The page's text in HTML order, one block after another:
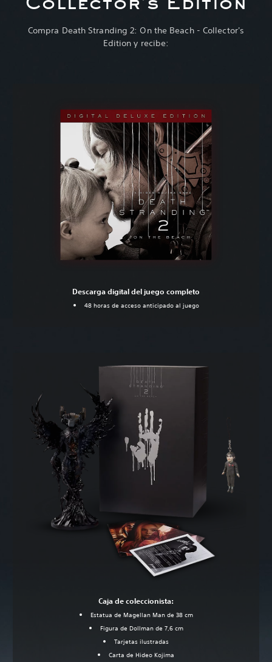
Collector's Edition
Compra Death Stranding 2: On the Beach - Collector's
Edition y recibe:
Descarga digital del juego completo
48 horas de acceso anticipado al juego
Caja de coleccionista:
Estatua de Magellan Man de 38 cm
Figura de Dollman de 7,6 cm
Tarjetas ilustradas
Carta de Hideo Kojima